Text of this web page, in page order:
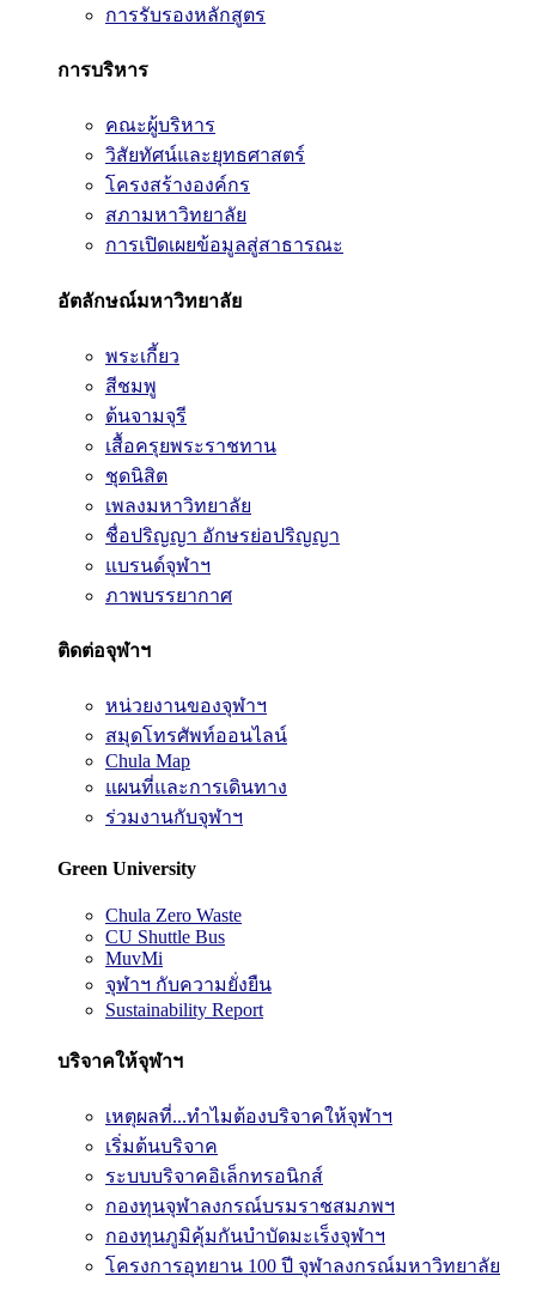
การรับรองหลักสูตร
การบริหาร
คณะผู้บริหาร
วิสัยทัศน์และยุทธศาสตร์
โครงสร้างองค์กร
สภามหาวิทยาลัย
การเปิดเผยข้อมูลสู่สาธารณะ
อัตลักษณ์มหาวิทยาลัย
พระเกี้ยว
สีชมพู
ต้นจามจุรี
เสื้อครุยพระราชทาน
ชุดนิสิต
เพลงมหาวิทยาลัย
ชื่อปริญญา อักษรย่อปริญญา
แบรนด์จุฬาฯ
ภาพบรรยากาศ
ติดต่อจุฬาฯ
หน่วยงานของจุฬาฯ
สมุดโทรศัพท์ออนไลน์
Chula Map
แผนที่และการเดินทาง
ร่วมงานกับจุฬาฯ
Green University
Chula Zero Waste
CU Shuttle Bus
MuvMi
จุฬาฯ กับความยั่งยืน
Sustainability Report
บริจาคให้จุฬาฯ
เหตุผลที่...ทำไมต้องบริจาคให้จุฬาฯ
เริ่มต้นบริจาค
ระบบบริจาคอิเล็กทรอนิกส์
กองทุนจุฬาลงกรณ์บรมราชสมภพฯ
กองทุนภูมิคุ้มกันบำบัดมะเร็งจุฬาฯ
โครงการอุทยาน 100 ปี จุฬาลงกรณ์มหาวิทยาลัย